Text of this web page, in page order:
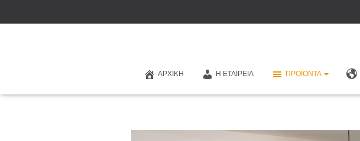
ΑΡΧΙΚΉ Η ΕΤΑΙΡΕΊΑ ΠΡΟΪΌΝΤΑ